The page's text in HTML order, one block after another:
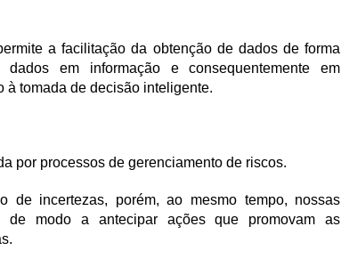
a facilitação da obtenção de dados de forma
em informação e consequentemente em
tomada de decisão inteligente.
por processos de gerenciamento de riscos.
de incertezas, porém, ao mesmo tempo, nossas
de modo a antecipar ações que promovam as